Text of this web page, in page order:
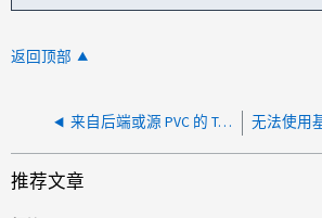
返回顶部
来自后端或源 PVC 的 Trident VRQ 规范不会中继到克隆 PVC
推荐文章